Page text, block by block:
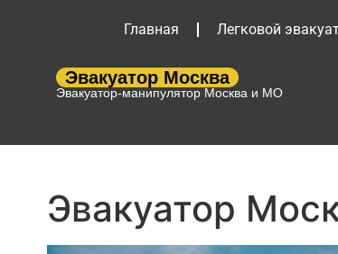
Главная Легковой
Эвакуатор Москва
Эвакуатор-манипулятор Москва и МО
Эвакуатор